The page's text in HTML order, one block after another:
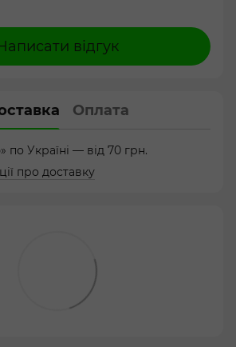
відгук
Оплата
Україні — від 70 грн.
про доставку